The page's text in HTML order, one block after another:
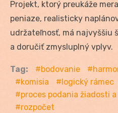
Projekt, ktorý preukáže
peniaze, realisticky
udržateľnosť, má najvyššiu
a doručiť zmysluplný vplyv.
Tag: bodovanie
komisia
logický rámec
proces podania žiadosti
rozpočet